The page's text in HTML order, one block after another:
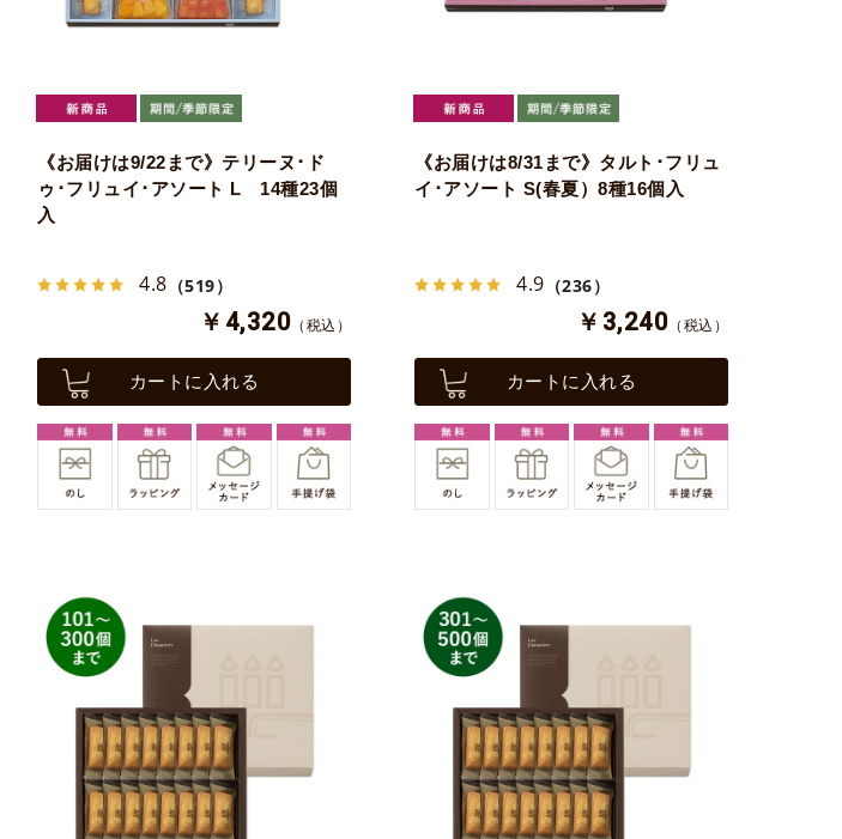
《お届けは9/22まで》テリーヌ･ド
ゥ･フリュイ･アソート L 14種23個
入
4.8 （519）
￥4,320 （税込）
カートに入れる
《お届けは8/31まで》タルト･フリュ
イ･アソート S(春夏）8種16個入
4.9 （236）
￥3,240 （税込）
カートに入れる